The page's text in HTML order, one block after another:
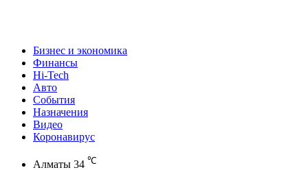
Бизнес и экономика
Финансы
Hi-Tech
Авто
События
Назначения
Видео
Коронавирус
Алматы 34 ℃